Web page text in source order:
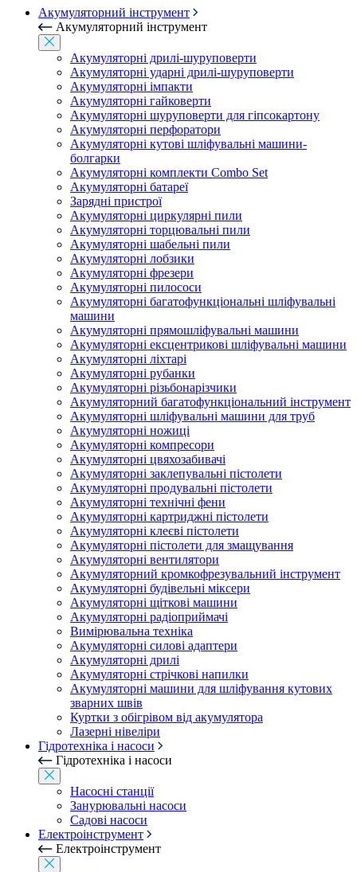
Акумуляторний інструмент
Акумуляторний інструмент
Акумуляторні дрилі-шуруповерти
Акумуляторні ударні дрилі-шуруповерти
Акумуляторні імпакти
Акумуляторні гайковерти
Акумуляторні шуруповерти для гіпсокартону
Акумуляторні перфоратори
Акумуляторні кутові шліфувальні машини-
болгарки
Акумуляторні комплекти Combo Set
Акумуляторні батареї
Зарядні пристрої
Акумуляторні циркулярні пили
Акумуляторні торцювальні пили
Акумуляторні шабельні пили
Акумуляторні лобзики
Акумуляторні фрезери
Акумуляторні пилососи
Акумуляторні багатофункціональні шліфувальні
машини
Акумуляторні прямошліфувальні машини
Акумуляторні ексцентрикові шліфувальні машини
Акумуляторні ліхтарі
Акумуляторні рубанки
Акумуляторні різьбонарізчики
Акумуляторний багатофункціональний інструмент
Акумуляторні шліфувальні машини для труб
Акумуляторні ножиці
Акумуляторні компресори
Акумуляторні цвяхозабивачі
Акумуляторні заклепувальні пістолети
Акумуляторні продувальні пістолети
Акумуляторні технічні фени
Акумуляторні картриджні пістолети
Акумуляторні клеєві пістолети
Акумуляторні пістолети для змащування
Акумуляторні вентилятори
Акумуляторний кромкофрезувальний інструмент
Акумуляторні будівельні міксери
Акумуляторні щіткові машини
Акумуляторні радіоприймачі
Вимірювальна техніка
Акумуляторні силові адаптери
Акумуляторні дрилі
Акумуляторні стрічкові напилки
Акумуляторні машини для шліфування кутових
зварних швів
Куртки з обігрівом від акумулятора
Лазерні нівеліри
Гідротехніка і насоси
Гідротехніка і насоси
Насосні станції
Занурювальні насоси
Садові насоси
Електроінструмент
Електроінструмент